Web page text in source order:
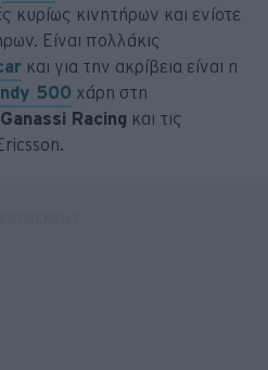
κυρίως κινητήρων και ενίοτε
Είναι πολλάκις
και για την ακρίβεια είναι η
500 χάρη στη
Racing και τις